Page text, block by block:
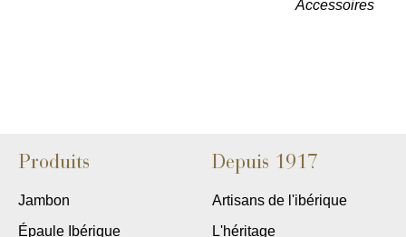
Accessoires
Produits
Jambon
Épaule Ibérique
Depuis 1917
Artisans de l'ibérique
L'héritage